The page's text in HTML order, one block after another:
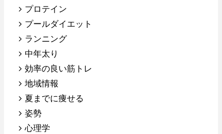
プロテイン
プールダイエット
ランニング
中年太り
効率の良い筋トレ
地域情報
夏までに痩せる
姿勢
心理学